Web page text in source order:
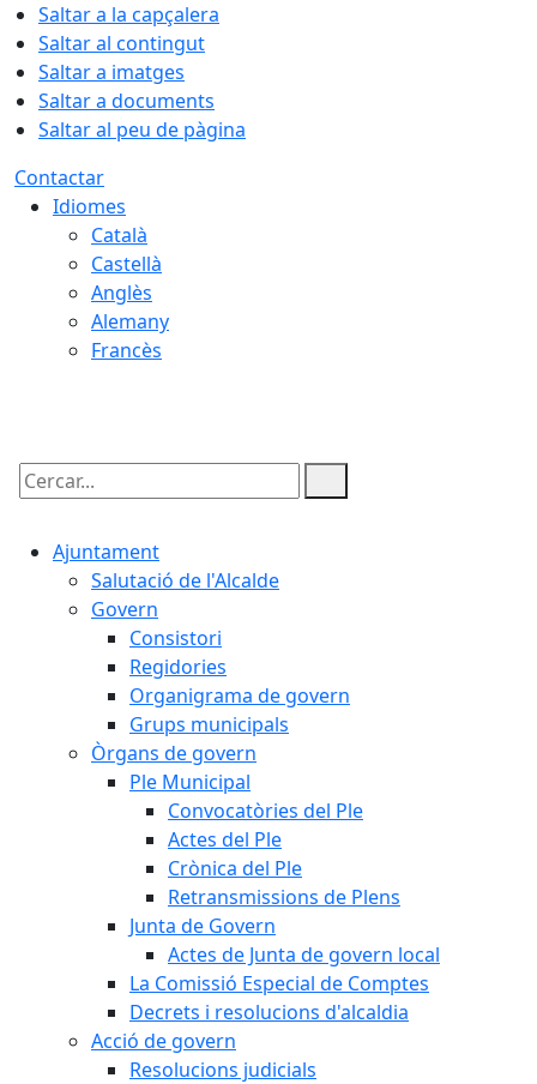
Saltar a la capçalera
Saltar al contingut
Saltar a imatges
Saltar a documents
Saltar al peu de pàgina
Contactar
Idiomes
Català
Castellà
Anglès
Alemany
Francès
Cercar:
Ajuntament
Salutació de l'Alcalde
Govern
Consistori
Regidories
Organigrama de govern
Grups municipals
Òrgans de govern
Ple Municipal
Convocatòries del Ple
Actes del Ple
Crònica del Ple
Retransmissions de Plens
Junta de Govern
Actes de Junta de govern local
La Comissió Especial de Comptes
Decrets i resolucions d'alcaldia
Acció de govern
Resolucions judicials